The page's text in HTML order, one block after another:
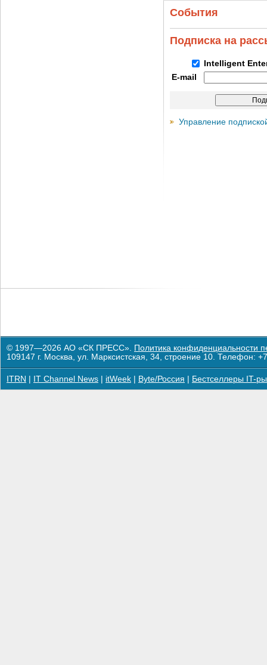
События
Подписка на
Intelligent
E-mail
Управление
© 1997—2026 АО «СК ПРЕСС». Политика конфиденциальности
109147 г. Москва, ул. Марксистская, 34, строение 10. Телефон:
ITRN IT Channel News itWeek Byte/Россия Бестселлеры IT-